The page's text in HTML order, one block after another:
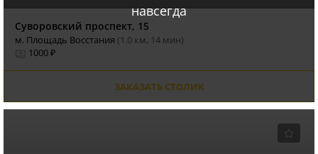
навсегда
Суворовский проспект, 15
м. Площадь Восстания (1.0 км, 14 мин)
1000 ₽
ЗАКАЗАТЬ СТОЛИК